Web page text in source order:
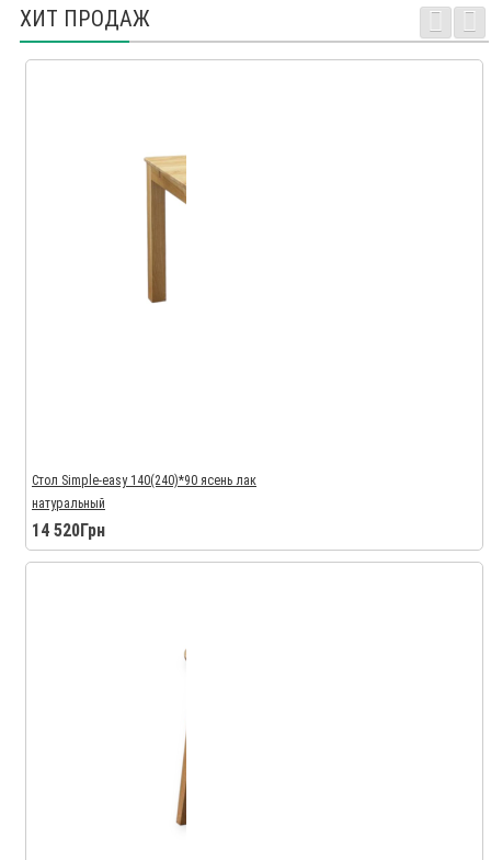
ХИТ ПРОДАЖ
Стол Simple-easy 140(240)*90 ясень лак
натуральный
14 520Грн